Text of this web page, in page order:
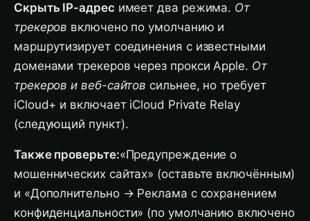
Скрыть IP-адрес имеет два режима. От
трекеров включено по умолчанию и
маршрутизирует соединения с известными
доменами трекеров через прокси Apple. От
трекеров и веб-сайтов сильнее, но требует
iCloud+ и включает iCloud Private Relay
(следующий пункт).
Также проверьте:«Предупреждение о
мошеннических сайтах» (оставьте включённым)
и «Дополнительно → Реклама с сохранением
конфиденциальности» (по умолчанию включено